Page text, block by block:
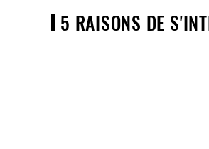
5 RAISONS DE